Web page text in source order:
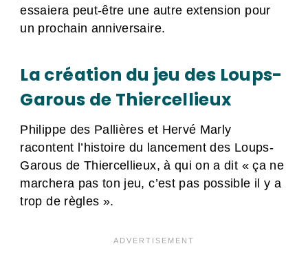
essaiera peut-être une autre extension pour
un prochain anniversaire.
La création du jeu des Loups-
Garous de Thiercellieux
Philippe des Pallières et Hervé Marly
racontent l’histoire du lancement des Loups-
Garous de Thiercellieux, à qui on a dit « ça ne
marchera pas ton jeu, c’est pas possible il y a
trop de règles ».